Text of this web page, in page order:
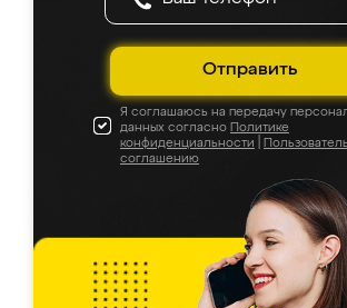
Отправить
Я соглашаюсь на передачу
данных согласно Политике
конфиденциальности
соглашению